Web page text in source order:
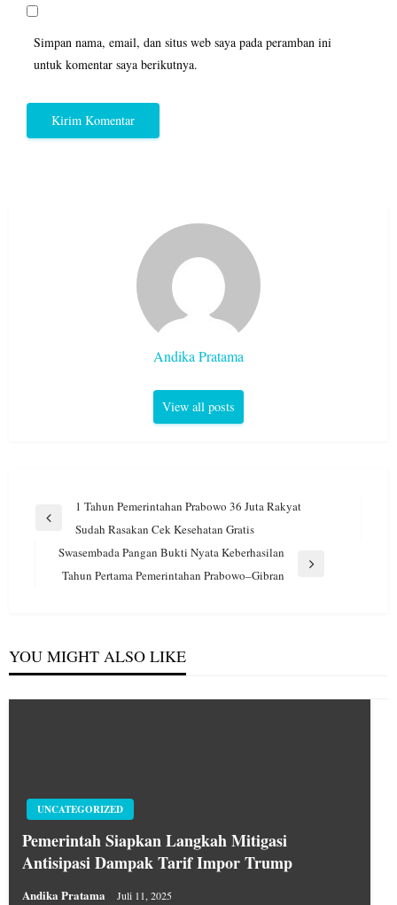
Simpan nama, email, dan situs web saya pada peramban ini
untuk komentar saya berikutnya.
Andika Pratama
View all posts
Navigasi
pos
Previous
1 Tahun Pemerintahan Prabowo 36 Juta Rakyat
Sudah Rasakan Cek Kesehatan Gratis
Next
Swasembada Pangan Bukti Nyata Keberhasilan
Tahun Pertama Pemerintahan Prabowo–Gibran
YOU MIGHT ALSO LIKE
UNCATEGORIZED
Pemerintah Siapkan Langkah Mitigasi
Antisipasi Dampak Tarif Impor Trump
Andika Pratama Juli 11, 2025